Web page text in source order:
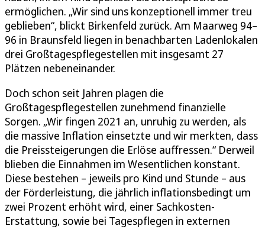
ermöglichen. „Wir sind uns konzeptionell immer treu
geblieben“, blickt Birkenfeld zurück. Am Maarweg 94–
96 in Braunsfeld liegen in benachbarten Ladenlokalen
drei Großtagespflegestellen mit insgesamt 27
Plätzen nebeneinander.
Doch schon seit Jahren plagen die
Großtagespflegestellen zunehmend finanzielle
Sorgen. „Wir fingen 2021 an, unruhig zu werden, als
die massive Inflation einsetzte und wir merkten, dass
die Preissteigerungen die Erlöse auffressen.“ Derweil
blieben die Einnahmen im Wesentlichen konstant.
Diese bestehen – jeweils pro Kind und Stunde – aus
der Förderleistung, die jährlich inflationsbedingt um
zwei Prozent erhöht wird, einer Sachkosten-
Erstattung, sowie bei Tagespflegen in externen